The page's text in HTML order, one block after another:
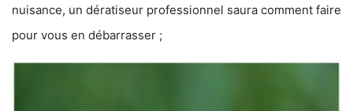
nuisance, un dératiseur professionnel saura comment faire
pour vous en débarrasser ;